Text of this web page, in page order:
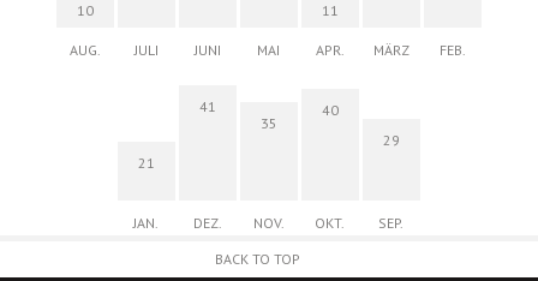
10
AUG. JULI JUNI MAI
11
APR. MÄRZ FEB.
21
JAN.
41
DEZ.
35
NOV.
40
OKT.
29
SEP.
BACK TO TOP